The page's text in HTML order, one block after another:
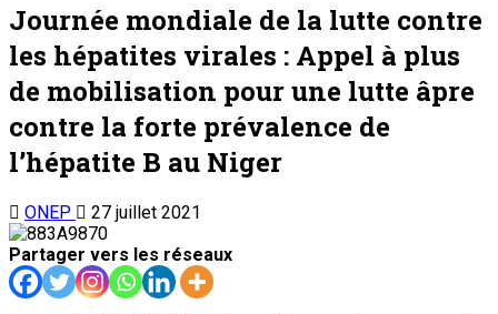
Journée mondiale de la lutte contre
les hépatites virales : Appel à plus
de mobilisation pour une lutte âpre
contre la forte prévalence de
l’hépatite B au Niger
ONEP
27 juillet 2021
Partager vers les réseaux